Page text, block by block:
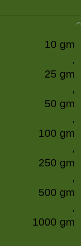
10 gm
,
25 gm
,
50 gm
,
100 gm
,
250 gm
,
500 gm
,
1000 gm